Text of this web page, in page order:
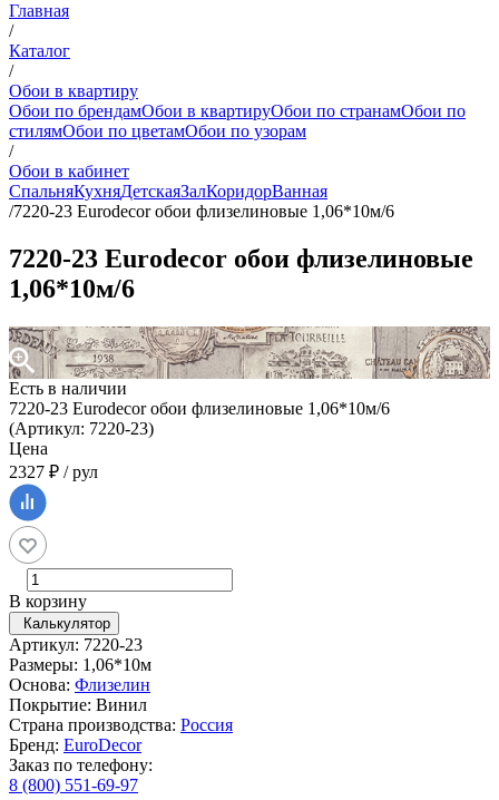
Главная
/
Каталог
/
Обои в квартиру
Обои по брендамОбои в квартируОбои по странамОбои по
стилямОбои по цветамОбои по узорам
/
Обои в кабинет
СпальняКухняДетскаяЗалКоридорВанная
/7220-23 Eurodecor обои флизелиновые 1,06*10м/6
7220-23 Eurodecor обои флизелиновые
1,06*10м/6
Есть в наличии
7220-23 Eurodecor обои флизелиновые 1,06*10м/6
(Артикул: 7220-23)
Цена
2327 ₽ / рул
В корзину
Калькулятор
Артикул: 7220-23
Размеры: 1,06*10м
Основа: Флизелин
Покрытие: Винил
Страна производства: Россия
Бренд: EuroDecor
Заказ по телефону:
8 (800) 551-69-97